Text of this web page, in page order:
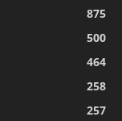
875
500
464
258
257